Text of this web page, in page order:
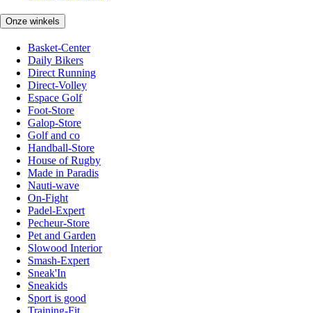
Onze winkels
Basket-Center
Daily Bikers
Direct Running
Direct-Volley
Espace Golf
Foot-Store
Galop-Store
Golf and co
Handball-Store
House of Rugby
Made in Paradis
Nauti-wave
On-Fight
Padel-Expert
Pecheur-Store
Pet and Garden
Slowood Interior
Smash-Expert
Sneak'In
Sneakids
Sport is good